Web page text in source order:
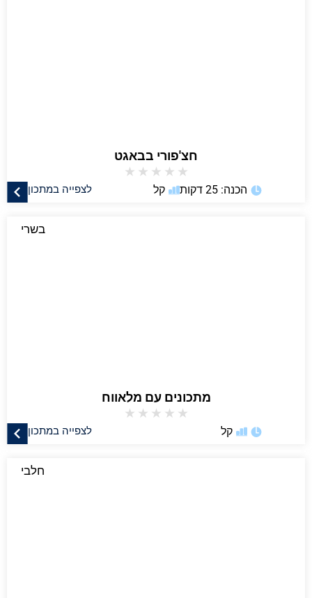
חצ'פורי בבאגט
★
★
★
★
★
לצפייה במתכון הכנה: 25 דקות קל
בשרי
מתכונים עם מלאווח
★
★
★
★
★
לצפייה במתכון קל
חלבי